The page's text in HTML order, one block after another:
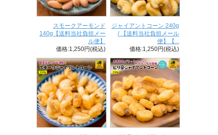
スモークアーモンド
140g【送料当社負担メー
ル便】
価格:1,250円(税込)
ジャイアントコーン 240g
/ 【送料当社負担メール
便】【...
価格:1,250円(税込)